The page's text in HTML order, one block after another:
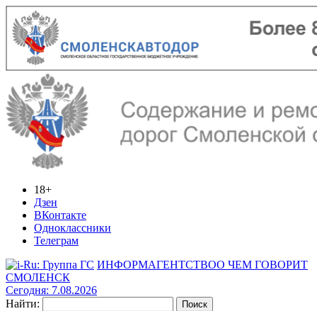
18+
Дзен
ВКонтакте
Одноклассники
Телеграм
ИНФОРМАГЕНТСТВОО ЧЕМ ГОВОРИТ
СМОЛЕНСК
Сегодня: 7.08.2026
Найти: